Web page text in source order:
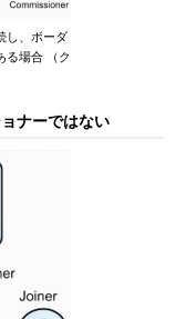
し、ボーダ
る場合 （ク
ナーではない